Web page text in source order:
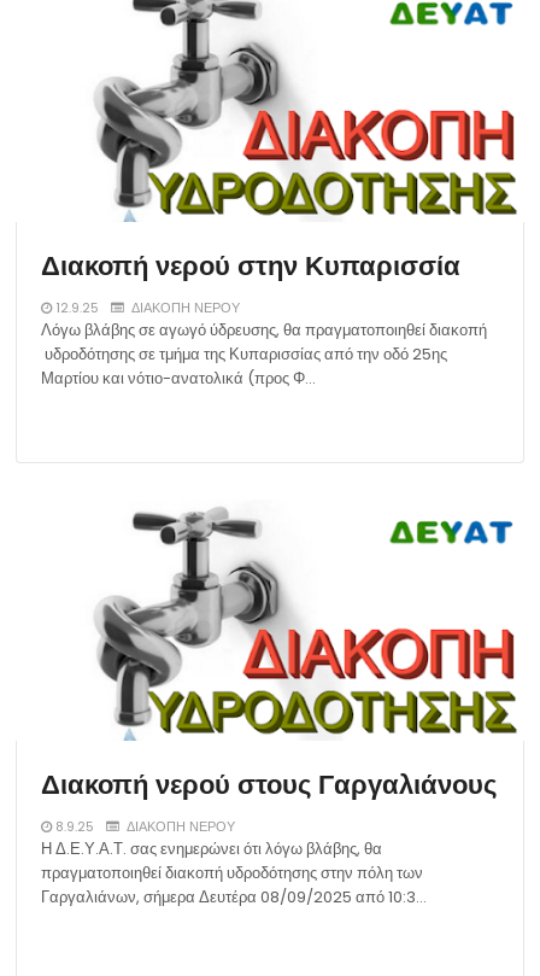
Διακοπή νερού στην Κυπαρισσία
12.9.25 ΔΙΑΚΟΠΗ ΝΕΡΟΥ
Λόγω βλάβης σε αγωγό ύδρευσης, θα πραγματοποιηθεί διακοπή
υδροδότησης σε τμήμα της Κυπαρισσίας από την οδό 25ης
Μαρτίου και νότιο-ανατολικά (προς Φ…
Διακοπή νερού στους Γαργαλιάνους
8.9.25 ΔΙΑΚΟΠΗ ΝΕΡΟΥ
Η Δ.Ε.Υ.Α.Τ. σας ενημερώνει ότι λόγω βλάβης, θα
πραγματοποιηθεί διακοπή υδροδότησης στην πόλη των
Γαργαλιάνων, σήμερα Δευτέρα 08/09/2025 από 10:3…